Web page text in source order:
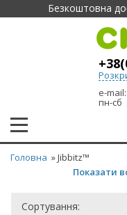
Безкоштовна
e-mail:
пн-сб
Головна » Jibbitz™
Показати
Сортування: